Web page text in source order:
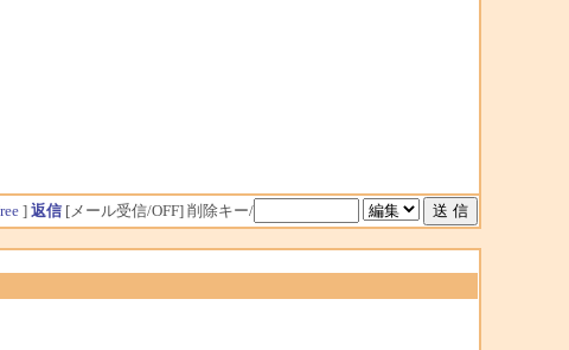
] 返信[メール受信/OFF] 削除キー/